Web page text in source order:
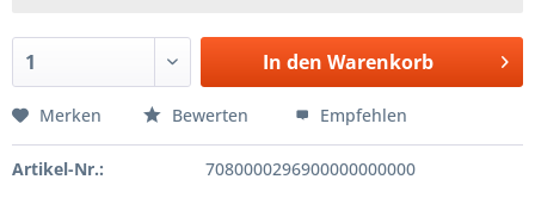
In den Warenkorb
Merken Bewerten Empfehlen
Artikel-Nr.: 7080000296900000000000